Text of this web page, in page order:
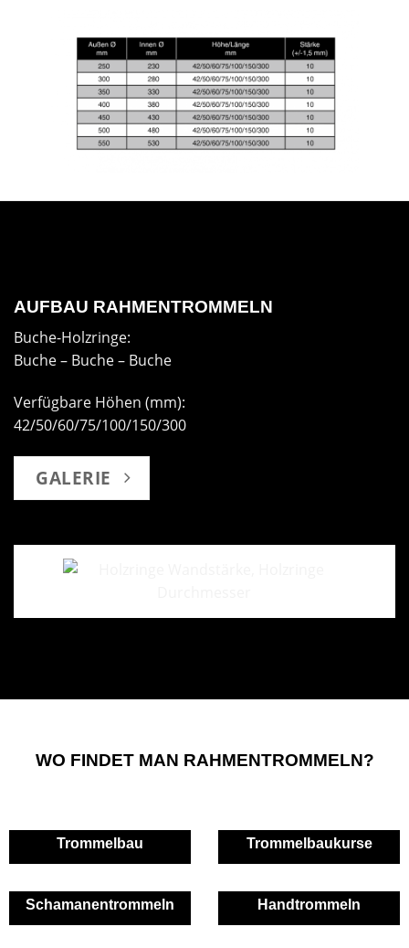
AUFBAU RAHMENTROMMELN
Buche-Holzringe:
Buche – Buche – Buche
Verfügbare Höhen (mm):
42/50/60/75/100/150/300
GALERIE
WO FINDET MAN RAHMENTROMMELN?
Trommelbau Trommelbaukurse
Schamanentrommeln Handtrommeln